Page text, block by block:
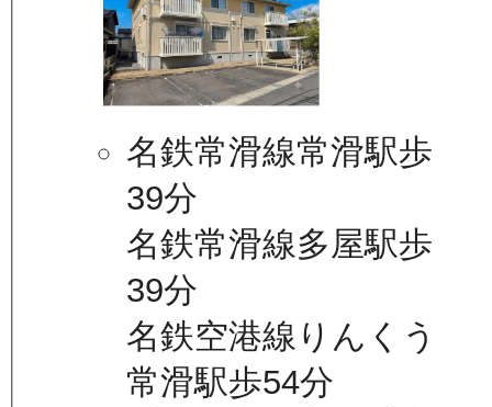
名鉄常滑線常滑駅歩
39分
名鉄常滑線多屋駅歩
39分
名鉄空港線りんくう
常滑駅歩54分